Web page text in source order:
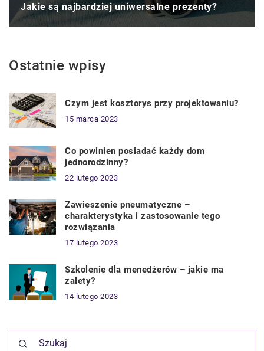
Jakie są najbardziej uniwersalne prezenty?
Ostatnie wpisy
Czym jest kosztorys przy projektowaniu?
15 marca 2023
Co powinien posiadać każdy dom
jednorodzinny?
22 lutego 2023
Zawieszenie pneumatyczne –
charakterystyka i zastosowanie tego
rozwiązania
17 lutego 2023
Szkolenie dla menedżerów – jakie ma
zalety?
14 lutego 2023